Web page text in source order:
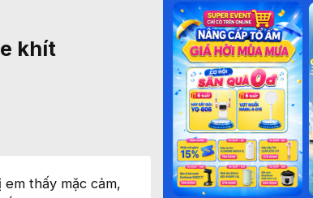
khít
thấy mặc cảm,